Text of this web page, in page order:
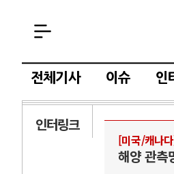
전체기사 이슈 인
인터링크
[미국/캐나
해양 관측
AI와 인간